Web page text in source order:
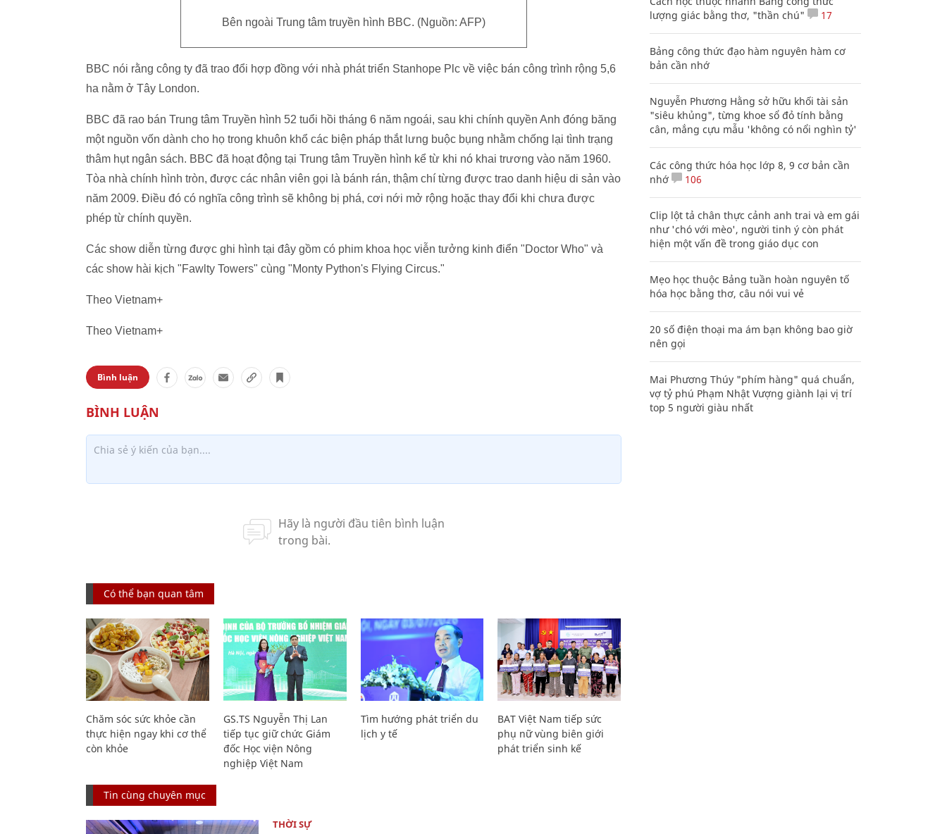
Bên ngoài Trung tâm truyền hình BBC. (Nguồn: AFP)
BBC nói rằng công ty đã trao đổi hợp đồng với nhà phát triển Stanhope Plc về việc bán công trình rộng 5,6
ha nằm ở Tây London.
BBC đã rao bán Trung tâm Truyền hình 52 tuổi hồi tháng 6 năm ngoái, sau khi chính quyền Anh đóng băng
một nguồn vốn dành cho họ trong khuôn khổ các biện pháp thắt lưng buộc bụng nhằm chống lại tình trạng
thâm hụt ngân sách. BBC đã hoạt động tại Trung tâm Truyền hình kể từ khi nó khai trương vào năm 1960.
Tòa nhà chính hình tròn, được các nhân viên gọi là bánh rán, thậm chí từng được trao danh hiệu di sản vào
năm 2009. Điều đó có nghĩa công trình sẽ không bị phá, cơi nới mở rộng hoặc thay đổi khi chưa được
phép từ chính quyền.
Các show diễn từng được ghi hình tại đây gồm có phim khoa học viễn tưởng kinh điển "Doctor Who" và
các show hài kịch "Fawlty Towers" cùng "Monty Python's Flying Circus."
Theo Vietnam+
Theo Vietnam+
Bình luận
Có thể bạn quan tâm
Chăm sóc sức khỏe cần
thực hiện ngay khi cơ thể
còn khỏe
GS.TS Nguyễn Thị Lan
tiếp tục giữ chức Giám
đốc Học viện Nông
nghiệp Việt Nam
Tìm hướng phát triển du
lịch y tế
BAT Việt Nam tiếp sức
phụ nữ vùng biên giới
phát triển sinh kế
Tin cùng chuyên mục
THỜI SỰ
lượng giác bằng thơ, "thần chú"
17
Bảng công thức đạo hàm nguyên hàm cơ
bản cần nhớ
Nguyễn Phương Hằng sở hữu khối tài sản
"siêu khủng", từng khoe sổ đỏ tính bằng
cân, mắng cựu mẫu 'không có nổi nghìn tỷ'
Các công thức hóa học lớp 8, 9 cơ bản cần
nhớ
106
Clip lột tả chân thực cảnh anh trai và em gái
như 'chó với mèo', người tinh ý còn phát
hiện một vấn đề trong giáo dục con
Mẹo học thuộc Bảng tuần hoàn nguyên tố
hóa học bằng thơ, câu nói vui vẻ
20 số điện thoại ma ám bạn không bao giờ
nên gọi
Mai Phương Thúy "phím hàng" quá chuẩn,
vợ tỷ phú Phạm Nhật Vượng giành lại vị trí
top 5 người giàu nhất